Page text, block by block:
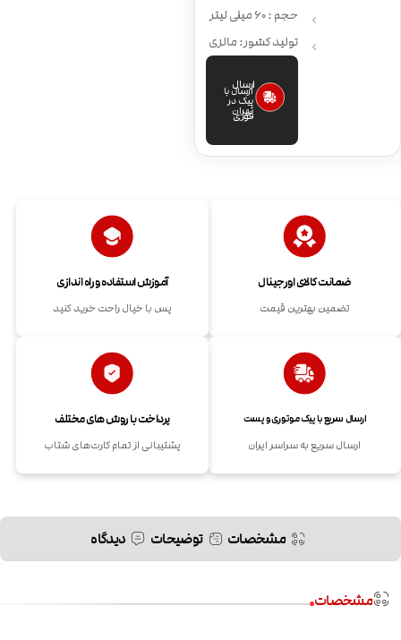
حجم : 60 میلی لیتر
تولید کشور: مالزی
ارسال
فوری
ارسال با
پیک در
تهران
ضمانت کالای اورجینال
تضمین بهترین قیمت
آموزش استفاده و راه اندازی
پس با خیال راحت خرید کنید
ارسال سریع با پیک موتوری و پست
ارسال سریع به سراسر ایران
پرداخت با روش های مختلف
پشتیبانی از تمام کارت‌های شتاب
مشخصات توضیحات دیدگاه
مشخصات